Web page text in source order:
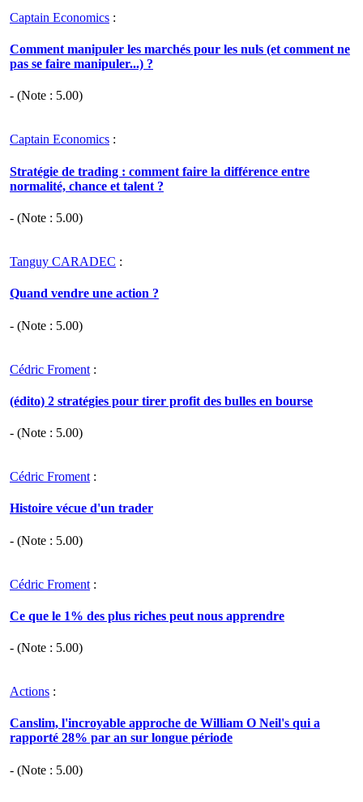
Captain Economics :
Comment manipuler les marchés pour les nuls (et comment ne
pas se faire manipuler...) ?
- (Note : 5.00)
Captain Economics :
Stratégie de trading : comment faire la différence entre
normalité, chance et talent ?
- (Note : 5.00)
Tanguy CARADEC :
Quand vendre une action ?
- (Note : 5.00)
Cédric Froment :
(édito) 2 stratégies pour tirer profit des bulles en bourse
- (Note : 5.00)
Cédric Froment :
Histoire vécue d'un trader
- (Note : 5.00)
Cédric Froment :
Ce que le 1% des plus riches peut nous apprendre
- (Note : 5.00)
Actions :
Canslim, l'incroyable approche de William O Neil's qui a
rapporté 28% par an sur longue période
- (Note : 5.00)